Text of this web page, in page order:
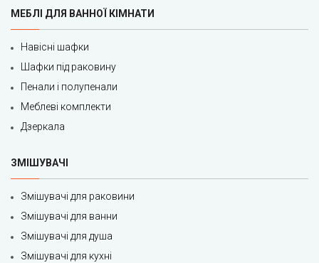
МЕБЛІ ДЛЯ ВАННОЇ КІМНАТИ
Навісні шафки
Шафки під раковину
Пенали і полупенали
Меблеві комплекти
Дзеркала
ЗМІШУВАЧІ
Змішувачі для раковини
Змішувачі для ванни
Змішувачі для душа
Змішувачі для кухні